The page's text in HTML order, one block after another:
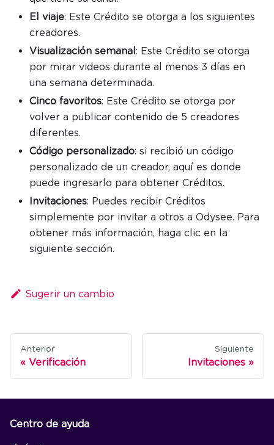
El viaje: Este Crédito se otorga a los siguientes
creadores.
Visualización semanal : Este Crédito se otorga
por mirar videos durante al menos 3 días en
una semana determinada.
Cinco favoritos: Este Crédito se otorga por
volver a publicar contenido de 5 creadores
diferentes.
Código personalizado: si recibió un código
personalizado de un creador, aquí es donde
puede ingresarlo para obtener Créditos.
Invitaciones: Puedes recibir Créditos
simplemente por invitar a otros a Odysee. Para
obtener más información, haga clic en la
siguiente sección.
Sugerir un cambio
Anterior
Verificación
Siguiente
Invitaciones
Centro de ayuda